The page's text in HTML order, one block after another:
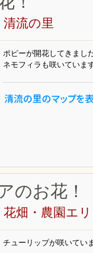
清流の里
ポピーが開花してきまし
ネモフィラも咲いていま
のお花！
花畑・農園エ
チューリップが咲いてい